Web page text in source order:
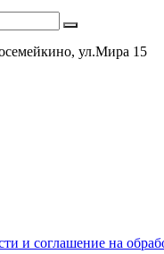
ул.Мира 15
и соглашение на